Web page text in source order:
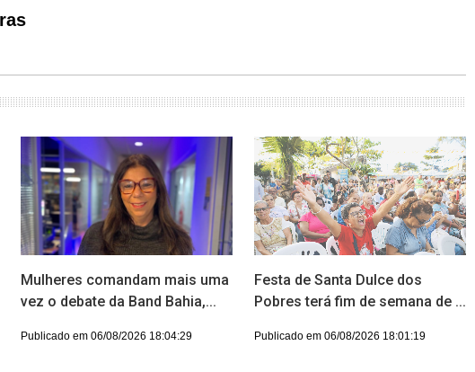
Mulheres comandam mais uma
vez o debate da Band Bahia,...
Publicado em 06/08/2026 18:04:29
Festa de Santa Dulce dos
Pobres terá fim de semana de ...
Publicado em 06/08/2026 18:01:19